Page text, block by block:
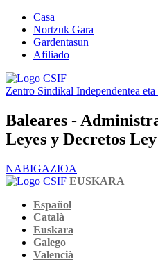
Casa
Nortzuk Gara
Gardentasun
Afiliado
Zentro Sindikal Independentea
Baleares -
Leyes y Decretos Ley
NABIGAZIOA
EUSKARA
Español
Català
Euskara
Galego
Valencià